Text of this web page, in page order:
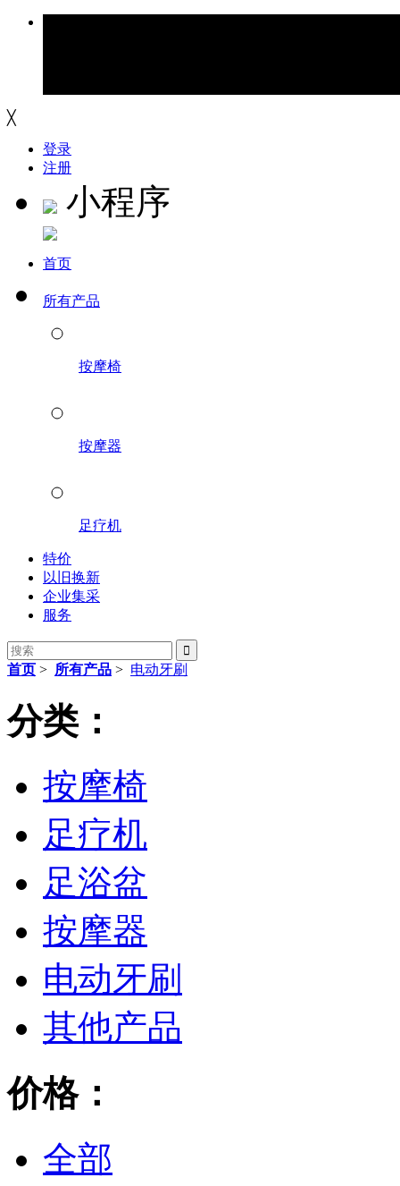
╳
登录
注册
小程序
首页
所有产品
按摩椅
按摩器
足疗机
特价
以旧换新
企业集采
服务

首页 > 所有产品 > 电动牙刷
分类：
按摩椅
足疗机
足浴盆
按摩器
电动牙刷
其他产品
价格：
全部